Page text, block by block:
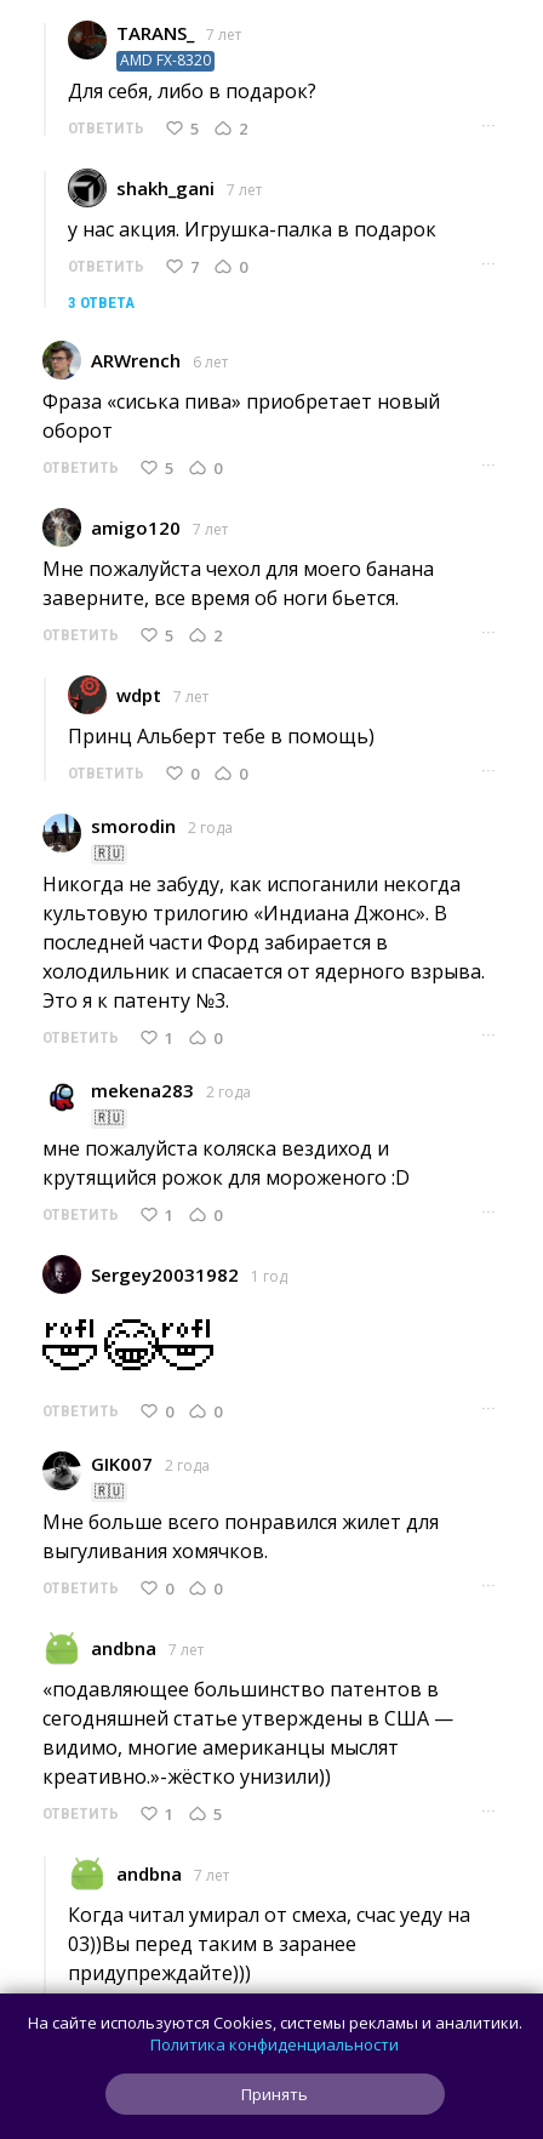
TARANS_
7 лет
AMD FX-8320
Для себя, либо в подарок?
ОТВЕТИТЬ 5 2 ···
shakh_gani 7 лет
у нас акция. Игрушка-палка в подарок
ОТВЕТИТЬ 7 0 ···
3 ОТВЕТА
ARWrench 6 лет
Фраза «сиська пива» приобретает новый
оборот
ОТВЕТИТЬ 5 0 ···
amigo120 7 лет
Мне пожалуйста чехол для моего банана
заверните, все время об ноги бьется.
ОТВЕТИТЬ 5 2 ···
wdpt 7 лет
Принц Альберт тебе в помощь)
ОТВЕТИТЬ 0 0 ···
smorodin
2 года
🇷🇺
Никогда не забуду, как испоганили некогда
культовую трилогию «Индиана Джонс». В
последней части Форд забирается в
холодильник и спасается от ядерного взрыва.
Это я к патенту №3.
ОТВЕТИТЬ 1 0 ···
mekena283
2 года
🇷🇺
мне пожалуйста коляска вездиход и
крутящийся рожок для мороженого :D
ОТВЕТИТЬ 1 0 ···
Sergey20031982 1 год
🤣😂🤣
ОТВЕТИТЬ 0 0 ···
GIK007
2 года
🇷🇺
Мне больше всего понравился жилет для
выгуливания хомячков.
ОТВЕТИТЬ 0 0 ···
andbna 7 лет
«подавляющее большинство патентов в
сегодняшней статье утверждены в США —
видимо, многие американцы мыслят
креативно.»-жёстко унизили))
ОТВЕТИТЬ 1 5 ···
andbna 7 лет
Когда читал умирал от смеха, счас уеду на
03))Вы перед таким в заранее
придупреждайте)))
Оставьте комментарий...
На сайте используются Cookies, системы рекламы и аналитики.
Политика конфиденциальности
Принять